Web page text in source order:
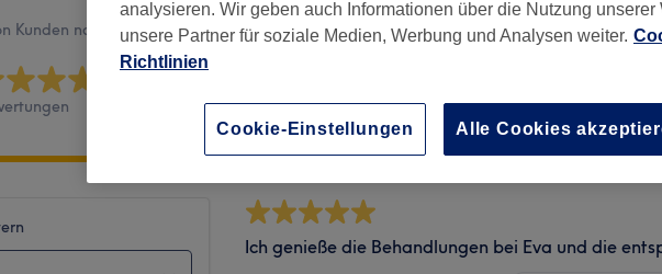
Kunden nach ihrem Besuch geschrieben.
Sauberkeit
Ich genieße die Behandlungen bei Eva und die
analysieren. Wir geben auch Informationen über die Nutzung unserer
unsere Partner für soziale Medien, Werbung und Analysen weiter.
Richtlinien
Cookie-Einstellungen Alle Cookies